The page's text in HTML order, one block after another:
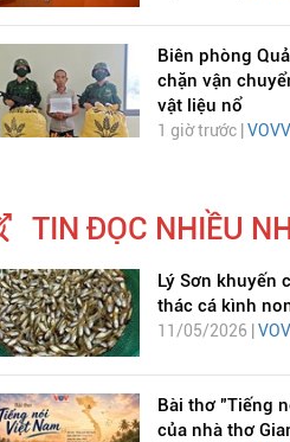
Biên phòng
chặn vận
vật liệu nổ
1 giờ trước |
TIN ĐỌC NHIỀU
Lý Sơn khuyến
thác cá kình
11/05/2026 |
Bài thơ "Tiếng
của nhà thơ